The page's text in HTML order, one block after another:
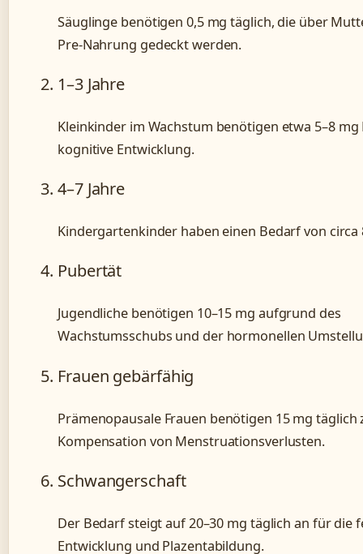
Säuglinge benötigen 0,5 mg täglich, die über
Pre-Nahrung gedeckt werden.
1–3 Jahre
Kleinkinder im Wachstum benötigen etwa 5–8 mg
kognitive Entwicklung.
4–7 Jahre
Kindergartenkinder haben einen Bedarf von circa
Pubertät
Jugendliche benötigen 10–15 mg aufgrund des
Wachstumsschubs und der hormonellen
Frauen gebärfähig
Prämenopausale Frauen benötigen 15 mg täglich
Kompensation von Menstruationsverlusten.
Schwangerschaft
Der Bedarf steigt auf 20–30 mg täglich an für die
Entwicklung und Plazentabildung.